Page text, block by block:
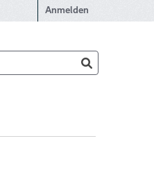
Anmelden